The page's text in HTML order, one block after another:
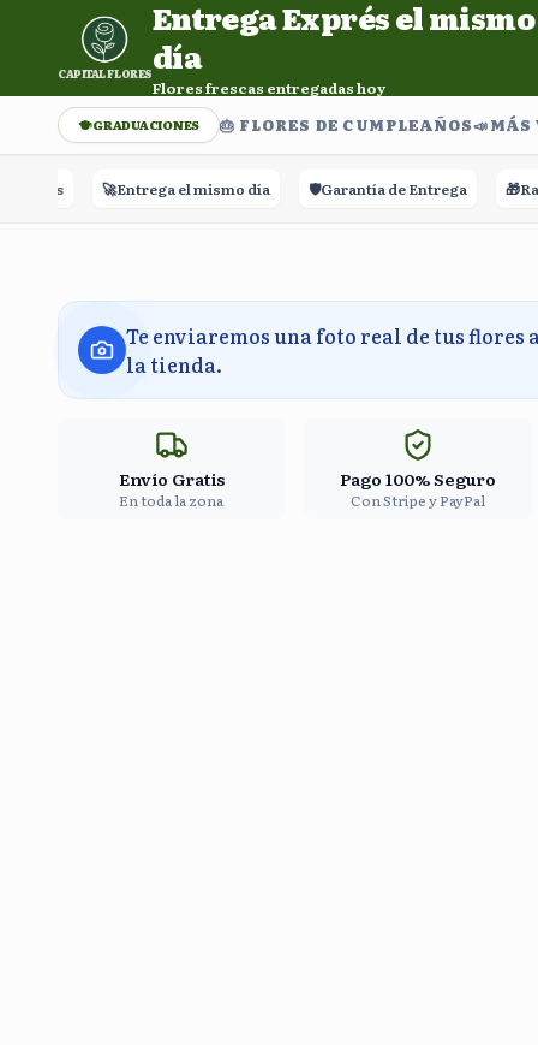
Entrega Exprés el mismo día. Flores frescas entregadas
CAPITAL FLORES
Entrega Exprés el mismo
día
Flores frescas entregadas hoy
GRADUACIONES 🎂 FLORES DE CUMPLEAÑOS📣​MÁS
🚀 Entrega el mismo día 🛡️ Garantía de Entrega 🎁
Te enviaremos una foto real de tus flores
la tienda.
Envío Gratis
En toda la zona
Pago 100% Seguro
Con Stripe y PayPal